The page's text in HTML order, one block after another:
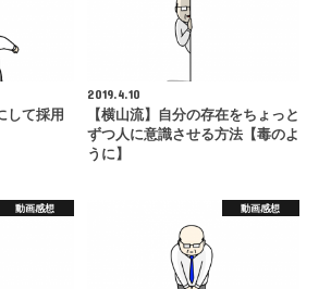
して採用
2019.4.10
【横山流】自分の存在をちょっと
ずつ人に意識させる方法【毒のよ
うに】
動画感想 動画感想